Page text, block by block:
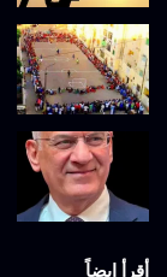
أقرأ ايضاً